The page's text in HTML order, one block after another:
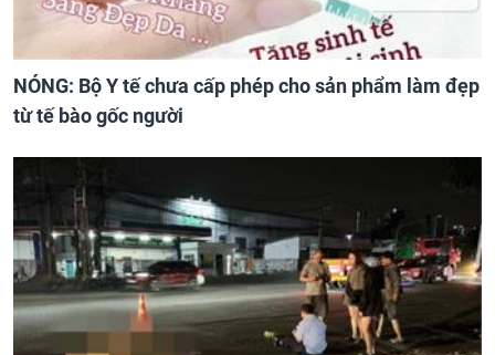
NÓNG: Bộ Y tế chưa cấp phép cho sản phẩm làm đẹp
từ tế bào gốc người